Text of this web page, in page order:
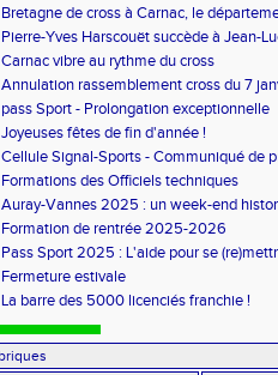
Bretagne de cross à Carnac, le
l'honneur
Pierre-Yves Harscouët succède à Jean-
comité du Morbihan
Carnac vibre au rythme du cross
Annulation rassemblement cross du 7
pass Sport - Prolongation exceptionnelle
Joyeuses fêtes de fin d'année !
Cellule Signal-Sports - Communiqué de
Sports
Formations des Officiels techniques
Auray-Vannes 2025 : un week-end
marathon breton
Formation de rentrée 2025-2026
Pass Sport 2025 : L'aide pour se
Fermeture estivale
La barre des 5000 licenciés franchie !